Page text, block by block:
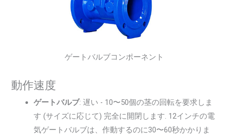
ゲートバルブコンポーネント
動作速度
ゲートバルブ: 遅い - 10〜50個の茎の回転を要求しま
す (サイズに応じて) 完全に開閉します. 12インチの電
気ゲートバルブは、作動するのに30〜60秒かかりま